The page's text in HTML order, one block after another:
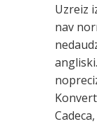
Uzreiz
nav